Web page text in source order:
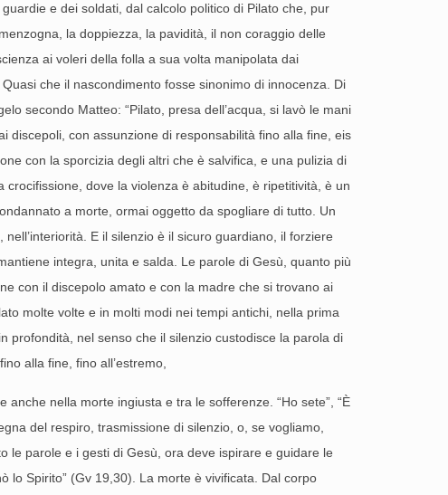
e dei soldati, dal calcolo politico di Pilato che, pur
la doppiezza, la pavidità, il non coraggio delle
ai voleri della folla a sua volta manipolata dai
che il nascondimento fosse sinonimo di innocenza. Di
secondo Matteo: “Pilato, presa dell’acqua, si lavò le mani
discepoli, con assunzione di responsabilità fino alla fine, eis
con la sporcizia degli altri che è salvifica, e una pulizia di
dove la violenza è abitudine, è ripetitività, è un
a morte, ormai oggetto da spogliare di tutto. Un
E il silenzio è il sicuro guardiano, il forziere
integra, unita e salda. Le parole di Gesù, quanto più
con il discepolo amato e con la madre che si trovano ai
molte volte e in molti modi nei tempi antichi, nella prima
profondità, nel senso che il silenzio custodisce la parola di
alla fine, fino all’estremo,
nella morte ingiusta e tra le sofferenze. “Ho sete”, “È
del respiro, trasmissione di silenzio, o, se vogliamo,
le parole e i gesti di Gesù, ora deve ispirare e guidare le
lo Spirito” (Gv 19,30). La morte è vivificata. Dal corpo